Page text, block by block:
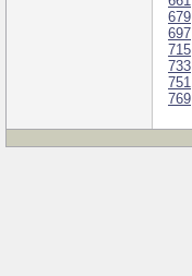
679
697
715
733
751
769